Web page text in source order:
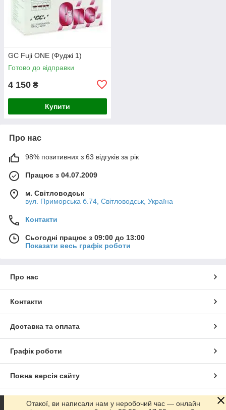
GC Fuji ONE (Фуджі 1)
Готово до відправки
4 150 ₴
Купити
Про нас
98% позитивних з 63 відгуків за рік
Працює з 04.07.2009
м. Світловодськ
вул. Приморська б.74, Світловодськ, Україна
Контакти
Сьогодні працює з 09:00 до 13:00
Показати весь графік роботи
Про нас
Контакти
Доставка та оплата
Графік роботи
Повна версія сайту
Сайт створено на маркетплейсі Prom.ua
Отакої, ви написали нам у неробочий час — онлайн